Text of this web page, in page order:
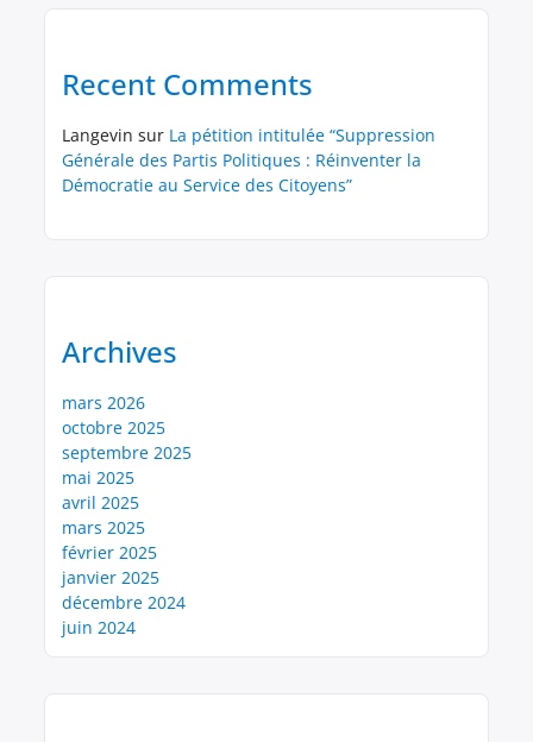
Recent Comments
Langevin sur La pétition intitulée “Suppression
Générale des Partis Politiques : Réinventer la
Démocratie au Service des Citoyens”
Archives
mars 2026
octobre 2025
septembre 2025
mai 2025
avril 2025
mars 2025
février 2025
janvier 2025
décembre 2024
juin 2024